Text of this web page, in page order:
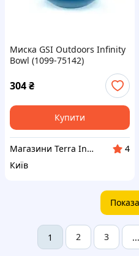
Миска GSI Outdoors Infinity
Bowl (1099-75142)
304₴
Купити
Магазини Terra Incognita
4
Київ
1 2 3 ...